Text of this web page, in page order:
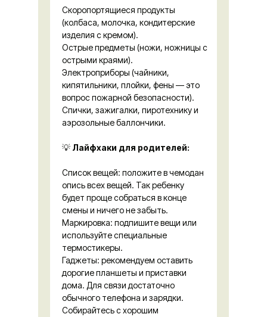
Скоропортящиеся продукты
(колбаса, молочка, кондитерские
изделия с кремом).
Острые предметы (ножи, ножницы с
острыми краями).
Электроприборы (чайники,
кипятильники, плойки, фены — это
вопрос пожарной безопасности).
Спички, зажигалки, пиротехнику и
аэрозольные баллончики.
💡 Лайфхаки для родителей:
Список вещей: положите в чемодан
опись всех вещей. Так ребенку
будет проще собраться в конце
смены и ничего не забыть.
Маркировка: подпишите вещи или
используйте специальные
термостикеры.
Гаджеты: рекомендуем оставить
дорогие планшеты и приставки
дома. Для связи достаточно
обычного телефона и зарядки.
Собирайтесь с хорошим